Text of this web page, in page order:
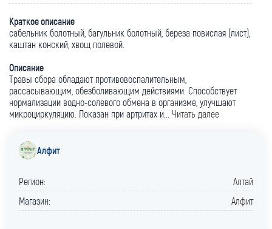
Краткое описание
сабельник болотный, багульник болотный, береза повислая (лист),
каштан конский, хвощ полевой.
Описание
Травы сбора обладают противовоспалительным,
рассасывающим, обезболивающим действиями. Способствует
нормализации водно-солевого обмена в организме, улучшают
микроциркуляцию. Показан при артритах и... Читать далее
Алфит
Регион:
Алтай
Магазин:
Алфит